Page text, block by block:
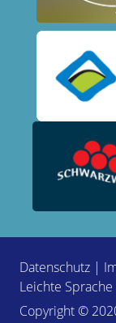
Datenschutz |
Leichte Sprache
Copyright ©